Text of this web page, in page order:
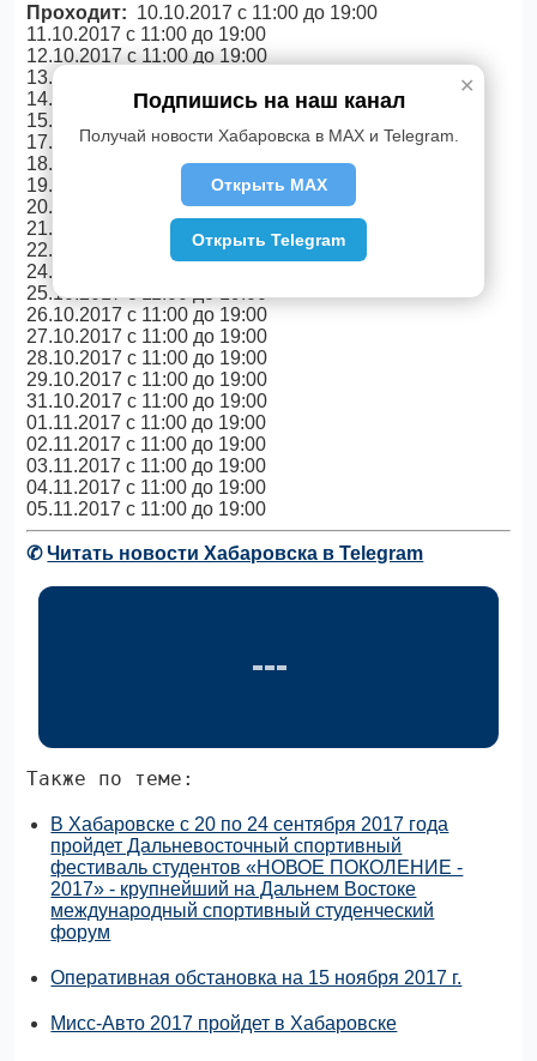
Проходит: 10.10.2017 c 11:00 до 19:00
11.10.2017 c 11:00 до 19:00
12.10.2017 c 11:00 до 19:00
13.10.2017 c 11:00 до 19:00
14.10.2017 c 11:00 до 19:00
15.10.2017 c 11:00 до 19:00
17.10.2017 c 11:00 до 19:00
18.10.2017 c 11:00 до 19:00
19.10.2017 c 11:00 до 19:00
20.10.2017 c 11:00 до 19:00
21.10.2017 c 11:00 до 19:00
22.10.2017 c 11:00 до 19:00
24.10.2017 c 11:00 до 19:00
25.10.2017 c 11:00 до 19:00
26.10.2017 c 11:00 до 19:00
27.10.2017 c 11:00 до 19:00
28.10.2017 c 11:00 до 19:00
29.10.2017 c 11:00 до 19:00
31.10.2017 c 11:00 до 19:00
01.11.2017 c 11:00 до 19:00
02.11.2017 c 11:00 до 19:00
03.11.2017 c 11:00 до 19:00
04.11.2017 c 11:00 до 19:00
05.11.2017 c 11:00 до 19:00
✆Читать новости Хабаровска в Telegram
Также по теме:
В Хабаровске с 20 по 24 сентября 2017 года
пройдет Дальневосточный спортивный
фестиваль студентов «НОВОЕ ПОКОЛЕНИЕ -
2017» - крупнейший на Дальнем Востоке
международный спортивный студенческий
форум
Оперативная обстановка на 15 ноября 2017 г.
Мисс-Авто 2017 пройдет в Хабаровске
✕
Подпишись на наш канал
Получай новости Хабаровска в MAX и Telegram.
Открыть MAX
Открыть Telegram